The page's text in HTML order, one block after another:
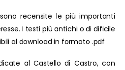
recensite le più importanti
I testi più antichi o di dificile
al download in formato .pdf
al Castello di Castro, con